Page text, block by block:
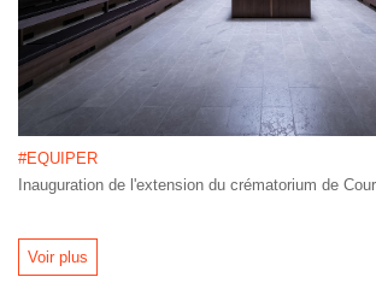
#EQUIPER
Inauguration de l'extension du crématorium de
Voir plus